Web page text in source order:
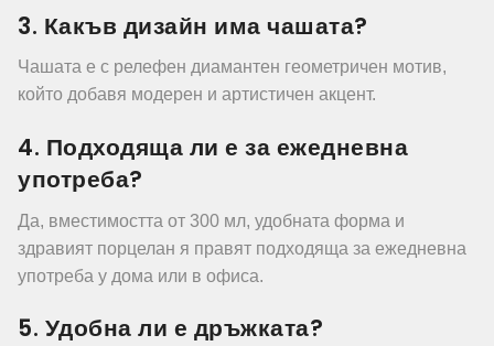
3. Какъв дизайн има чашата?
Чашата е с релефен диамантен геометричен мотив,
който добавя модерен и артистичен акцент.
4. Подходяща ли е за ежедневна
употреба?
Да, вместимостта от 300 мл, удобната форма и
здравият порцелан я правят подходяща за ежедневна
употреба у дома или в офиса.
5. Удобна ли е дръжката?